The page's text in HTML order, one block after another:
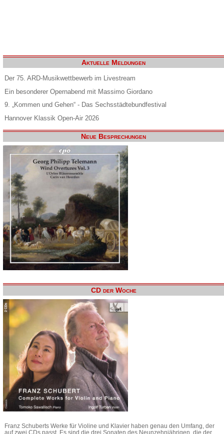
Aktuelle Meldungen
Der 75. ARD-Musikwettbewerb im Livestream
Ein besonderer Opernabend mit Massimo Giordano
9. „Kommen und Gehen“ - Das Sechsstädtebundfestival
Hannover Klassik Open-Air 2026
Neue Besprechungen
CD der Woche
Franz Schuberts Werke für Violine und Klavier haben genau den Umfang, der
auf zwei CDs passt. Es sind die drei Sonaten des Neunzehnjährigen, die der